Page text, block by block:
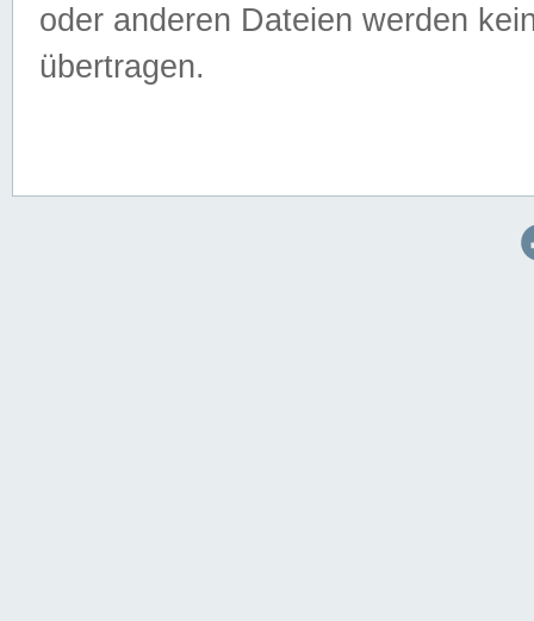
oder anderen Dateien werden
übertragen.